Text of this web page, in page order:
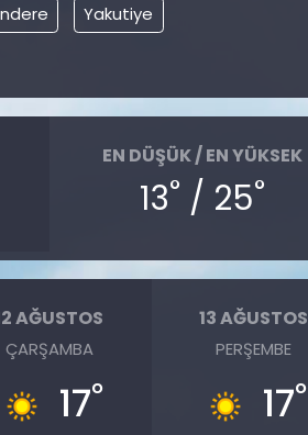
Yakutiye
EN DÜŞÜK / EN YÜKSEK
13° / 25°
AĞUSTOS
ÇARŞAMBA
17°
13 AĞUSTOS
PERŞEMBE
17°